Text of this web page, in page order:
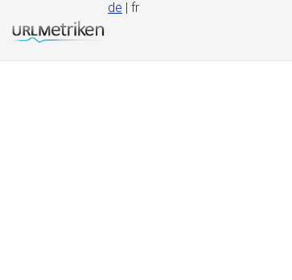
de | fr